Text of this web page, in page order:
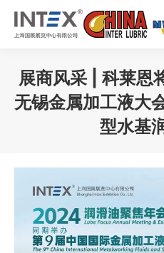
展商风采 | 科莱恩
无锡金属加工液大
型水基